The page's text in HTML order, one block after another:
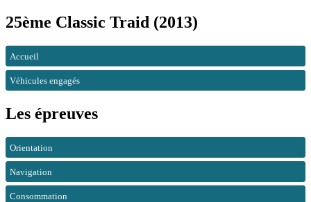
25ème Classic Traid (2013)
Accueil
Véhicules engagés
Les épreuves
Orientation
Navigation
Consommation